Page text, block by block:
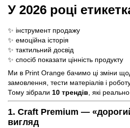
У 2026 році
✨ інструмент продажу
✨ емоційна історія
✨ тактильний досвід
✨ спосіб показати цінність продукту
Ми в Print Orange бачимо ці зміни
замовлення, тести матеріалів і
Тому зібрали 10 трендів , які
1. Craft Premium —
вигляд